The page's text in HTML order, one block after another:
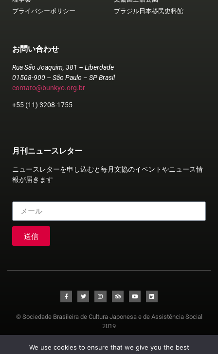
プライバシーポリシー
ブラジル日本移民史料館
お問い合わせ
Rua São Joaquim, 381 – Liberdade
01508-900 – São Paulo – SP Brasil
contato@bunkyo.org.br
+55 (11) 3208-1755
月刊ニュースレター
ニュースレターを申し込むと毎月文協のイベントやニュース情
報が届きます
送信
© Sociedade Brasileira de Cultura Japonesa e de Assistência Social
2019
We use cookies to ensure that we give you the best